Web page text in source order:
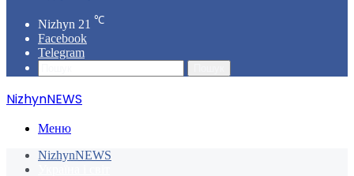
Nizhyn 21 ℃
Facebook
Telegram
NizhynNEWS
Меню
NizhynNEWS